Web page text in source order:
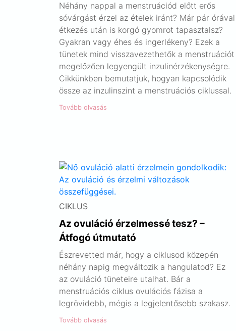
Néhány nappal a menstruációd előtt erős
sóvárgást érzel az ételek iránt? Már pár órával
étkezés után is korgó gyomrot tapasztalsz?
Gyakran vagy éhes és ingerlékeny? Ezek a
tünetek mind visszavezethetők a menstruációt
megelőzően legyengült inzulinérzékenységre.
Cikkünkben bemutatjuk, hogyan kapcsolódik
össze az inzulinszint a menstruációs ciklussal.
Tovább olvasás
CIKLUS
Az ovuláció érzelmessé tesz? –
Átfogó útmutató
Észrevetted már, hogy a ciklusod közepén
néhány napig megváltozik a hangulatod? Ez
az ovuláció tüneteire utalhat. Bár a
menstruációs ciklus ovulációs fázisa a
legrövidebb, mégis a legjelentősebb szakasz.
Tovább olvasás